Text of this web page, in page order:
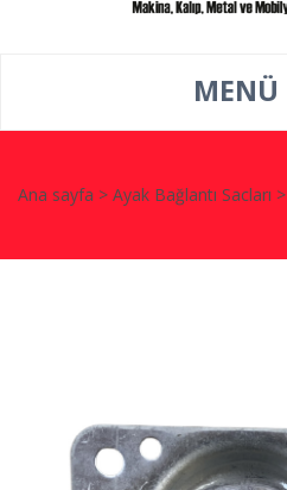
MENÜ
Ana sayfa > Ayak Bağlantı Sacları >